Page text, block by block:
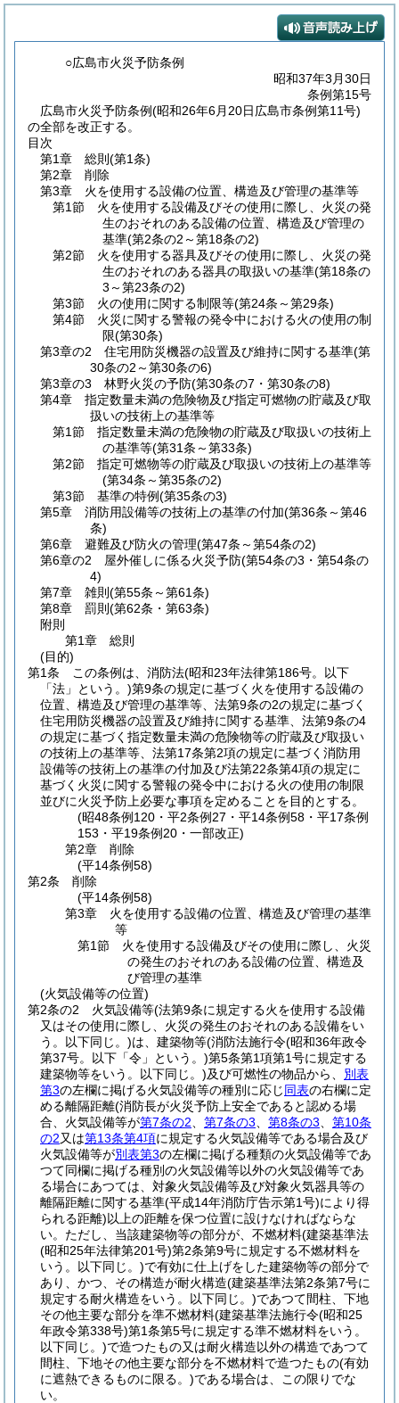
○広島市火災予防条例
昭和37年3月30日
条例第15号
広島市火災予防条例(昭和26年6月20日広島市条例第11号)
の全部を改正する。
目次
第1章
総則 (第1条)
第2章
削除
第3章
火を使用する設備の位置、構造及び管理の基準等
第1節
火を使用する設備及びその使用に際し、火災の発
生のおそれのある設備の位置、構造及び管理の
基準(第2条の2～第18条の2)
第2節
火を使用する器具及びその使用に際し、火災の発
生のおそれのある器具の取扱いの基準(第18条の
3～第23条の2)
第3節
火の使用に関する制限等(第24条～第29条)
第4節
火災に関する警報の発令中における火の使用の制
限(第30条)
第3章の2
住宅用防災機器の設置及び維持に関する基準(第
30条の2～第30条の6)
第3章の3
林野火災の予防(第30条の7・第30条の8)
第4章
指定数量未満の危険物及び指定可燃物の貯蔵及び取
扱いの技術上の基準等
第1節
指定数量未満の危険物の貯蔵及び取扱いの技術上
の基準等(第31条～第33条)
第2節
指定可燃物等の貯蔵及び取扱いの技術上の基準等
(第34条～第35条の2)
第3節
基準の特例(第35条の3)
第5章
消防用設備等の技術上の基準の付加(第36条～第46
条)
第6章
避難及び防火の管理(第47条～第54条の2)
第6章の2
屋外催しに係る火災予防(第54条の3・第54条の
4)
第7章
雑則 (第55条～第61条)
第8章
罰則 (第62条・第63条)
附則
第1章
総則
(目的)
第1条
この条例は、消防法(昭和23年法律第186号。以下
「法」という。)第9条の規定に基づく火を使用する設備の
位置、構造及び管理の基準等、法第9条の2の規定に基づく
住宅用防災機器の設置及び維持に関する基準、法第9条の4
の規定に基づく指定数量未満の危険物等の貯蔵及び取扱い
の技術上の基準等、法第17条第2項の規定に基づく消防用
設備等の技術上の基準の付加及び法第22条第4項の規定に
基づく火災に関する警報の発令中における火の使用の制限
並びに火災予防上必要な事項を定めることを目的とする。
(昭48条例120・平2条例27・平14条例58・平17条例
153・平19条例20・一部改正)
第2章
削除
(平14条例58)
第2条
削除
(平14条例58)
第3章
火を使用する設備の位置、構造及び管理の基準
等
第1節
火を使用する設備及びその使用に際し、火災
の発生のおそれのある設備の位置、構造及
び管理の基準
(火気設備等の位置)
第2条の2
火気設備等(法第9条に規定する火を使用する設備
又はその使用に際し、火災の発生のおそれのある設備をい
う。以下同じ。)は、建築物等(消防法施行令(昭和36年政令
第37号。以下「令」という。)第5条第1項第1号に規定する
建築物等をいう。以下同じ。)及び可燃性の物品から、 別表
第3の左欄に掲げる火気設備等の種別に応じ同表の右欄に定
める離隔距離(消防長が火災予防上安全であると認める場
合、火気設備等が第7条の2 第7条の3 第8条の3
第10条
の2又は第13条第4項に規定する火気設備等である場合及び
火気設備等が別表第3の左欄に掲げる種類の火気設備等であ
つて同欄に掲げる種別の火気設備等以外の火気設備等であ
る場合にあつては、対象火気設備等及び対象火気器具等の
離隔距離に関する基準(平成14年消防庁告示第1号)により得
られる距離)以上の距離を保つ位置に設けなければならな
い。 ただし、当該建築物等の部分が、不燃材料(建築基準法
(昭和25年法律第201号)第2条第9号に規定する不燃材料を
いう。以下同じ。)で有効に仕上げをした建築物等の部分で
あり、かつ、その構造が耐火構造(建築基準法第2条第7号に
規定する耐火構造をいう。以下同じ。)であつて間柱、下地
その他主要な部分を準不燃材料(建築基準法施行令(昭和25
年政令第338号)第1条第5号に規定する準不燃材料をいう。
以下同じ。)で造つたもの又は耐火構造以外の構造であつて
間柱、下地その他主要な部分を不燃材料で造つたもの(有効
に遮熱できるものに限る。)である場合は、この限りでな
い。